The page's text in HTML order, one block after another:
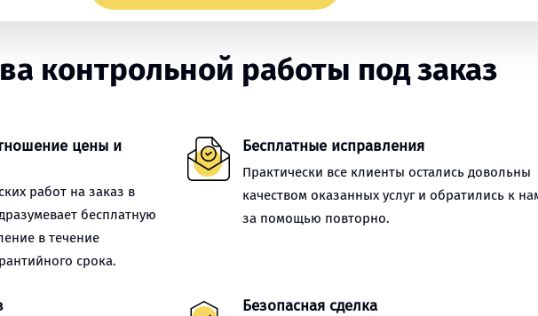
контрольной работы под заказ
цены и
работ на заказ в
бесплатную
в течение
срока.
Бесплатные исправления
Практически все клиенты остались довольны
качеством оказанных услуг и обратились к
за помощью повторно.
Безопасная сделка